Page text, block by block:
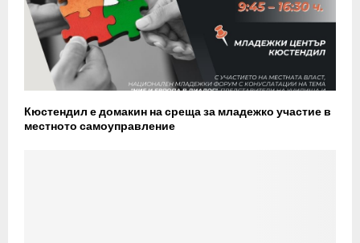
Кюстендил е домакин на среща за младежко участие в
местното самоуправление